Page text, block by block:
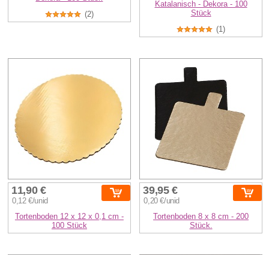
(2)
Katalanisch - Dekora - 100
Stück
(1)
11,90 €
0,12 €/unid
Tortenboden 12 x 12 x 0,1 cm -
100 Stück
39,95 €
0,20 €/unid
Tortenboden 8 x 8 cm - 200
Stück.